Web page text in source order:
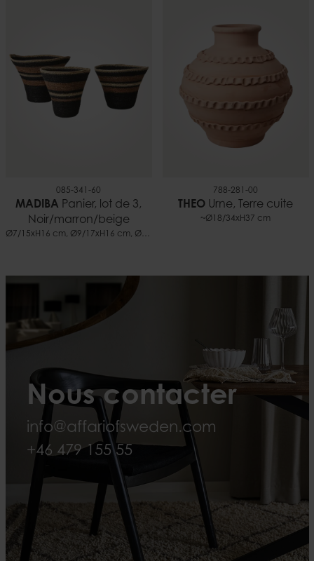
085-341-60
MADIBA Panier, lot de 3,
Noir/marron/beige
Ø7/15xH16 cm, Ø9/17xH16 cm, Ø10/24xH18 cm
788-281-00
THEO Urne, Terre cuite
~Ø18/34xH37 cm
Nous contacter
info@affariofsweden.com
+46 479 155 55